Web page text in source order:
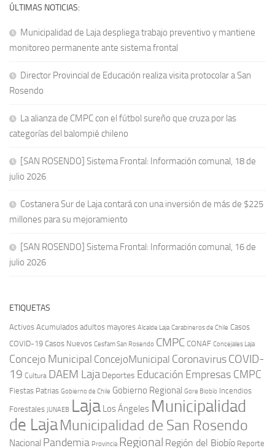
ÚLTIMAS NOTICIAS:
Municipalidad de Laja despliega trabajo preventivo y mantiene
monitoreo permanente ante sistema frontal
Director Provincial de Educación realiza visita protocolar a San
Rosendo
La alianza de CMPC con el fútbol sureño que cruza por las
categorías del balompié chileno
[SAN ROSENDO] Sistema Frontal: Información comunal, 18 de
julio 2026
Costanera Sur de Laja contará con una inversión de más de $225
millones para su mejoramiento
[SAN ROSENDO] Sistema Frontal: Información comunal, 16 de
julio 2026
ETIQUETAS
Activos Acumulados adultos mayores Alcalde Laja Carabineros de Chile Casos
COVID-19 Casos Nuevos Cesfam San Rosendo CMPC CONAF Concejales Laja
Concejo Municipal ConcejoMunicipal CoronavirusCOVID-
19 Cultura DAEM Laja Deportes Educación Empresas CMPC
Fiestas Patrias Gobierno de Chile Gobierno Regional Gore Biobío Incendios
Forestales JUNAEB Laja Los Ángeles Municipalidad
de LajaMunicipalidad de San Rosendo
Nacional Pandemia Provincia Regional Región del Biobío Reporte